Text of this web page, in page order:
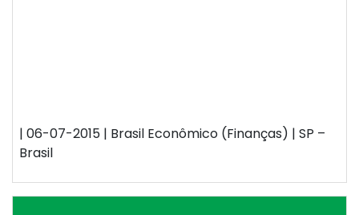
| 06-07-2015 | Brasil Econômico (Finanças) | SP –
Brasil